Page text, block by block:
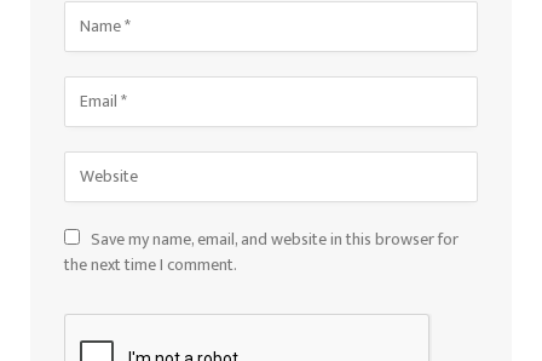
Save my name, email, and website in this browser for
the next time I comment.